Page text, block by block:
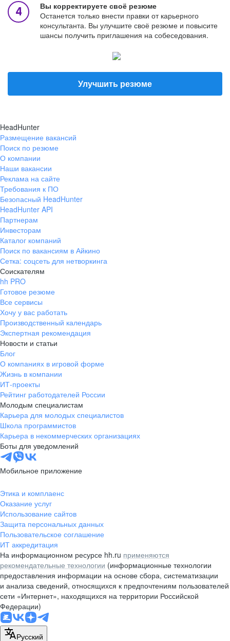
Вы корректируете своё резюме
Останется только внести правки от карьерного
консультанта. Вы улучшите своё резюме и повысите
шансы получить приглашения на собеседования.
Улучшить резюме
HeadHunter
Размещение вакансий
Поиск по резюме
О компании
Наши вакансии
Реклама на сайте
Требования к ПО
Безопасный HeadHunter
HeadHunter API
Партнерам
Инвесторам
Каталог компаний
Поиск по вакансиям в Айкино
Сетка: соцсеть для нетворкинга
Соискателям
hh PRO
Готовое резюме
Все сервисы
Хочу у вас работать
Производственный календарь
Экспертная рекомендация
Новости и статьи
Блог
О компаниях в игровой форме
Жизнь в компании
ИТ-проекты
Рейтинг работодателей России
Молодым специалистам
Карьера для молодых специалистов
Школа программистов
Карьера в некоммерческих организациях
Боты для уведомлений
Мобильное приложение
Этика и комплаенс
Оказание услуг
Использование сайтов
Защита персональных данных
Пользовательское соглашение
ИТ аккредитация
На информационном ресурсе hh.ru применяются
рекомендательные технологии (информационные технологии
предоставления информации на основе сбора, систематизации
и анализа сведений, относящихся к предпочтениям пользователей
сети «Интернет», находящихся на территории Российской
Федерации)
Русский